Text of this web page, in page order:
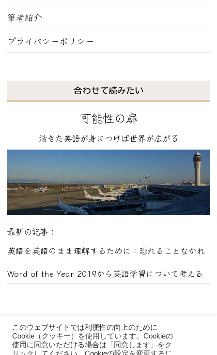
筆者紹介
プライバシーポリシー
合わせて読みたい
可能性の扉
活きた英語が身につけば世界が広がる
最新の記事：
英語を英語のまま理解するために：恐れることなかれ
Word of the Year 2019から英語学習について考える
このウェブサイトでは利便性の向上のために
Cookie（クッキー）を使用しています。Cookieの
使用に同意いただける場合は「同意します」をク